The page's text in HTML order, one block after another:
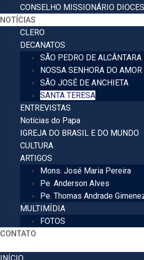
CONSELHO MISSIONÁRIO
NOTÍCIAS
CLERO
DECANATOS
SÃO PEDRO DE ALCÂNTARA
NOSSA SENHORA DO
SÃO JOSÉ DE ANCHIETA
SANTA TERESA
ENTREVISTAS
Notícias do Papa
IGREJA DO BRASIL E DO MUNDO
CULTURA
ARTIGOS
Mons. José Maria Pereira
Pe. Anderson Alves
Pe. Thomas Andrade
MULTIMÍDIA
FOTOS
CONTATO